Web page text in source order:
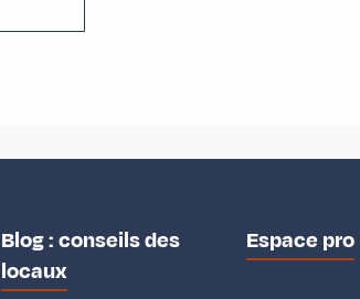
Blog : conseils des
locaux
Espace pro